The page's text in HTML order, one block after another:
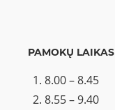
PAMOKŲ LAIKAS
8.00 – 8.45
8.55 – 9.40